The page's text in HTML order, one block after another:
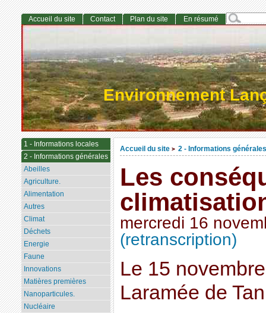
Environnement
Accueil du site > 2 - Informations générales
Les
mercredi 16
(retranscription)
Le 15
Laramée de
Accueil du site Contact Plan du site En résumé
1 - Informations locales
2 - Informations générales
Abeilles
Agriculture.
Alimentation
Autres
Climat
Déchets
Energie
Faune
Innovations
Matières premières
Nanoparticules.
Nucléaire